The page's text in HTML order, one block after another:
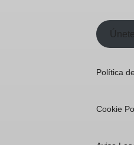
Únete
Política
Cookie